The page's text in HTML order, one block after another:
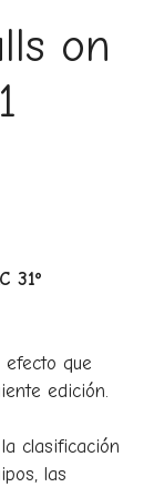
on
31º
que
edición.
clasificación
las